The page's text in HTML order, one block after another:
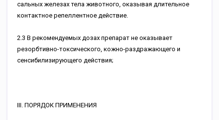
сальных железах тела животного, оказывая длительное
контактное репеллентное действие.
2.3 В рекомендуемых дозах препарат не оказывает
резорбтивно-токсического, кожно-раздражающего и
сенсибилизирующего действия;
III. ПОРЯДОК ПРИМЕНЕНИЯ